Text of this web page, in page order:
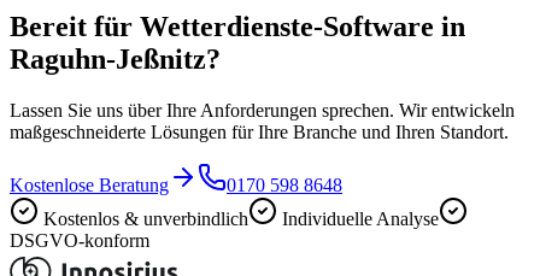
Bereit für Wetterdienste-Software in
Raguhn-Jeßnitz?
Lassen Sie uns über Ihre Anforderungen sprechen. Wir entwickeln
maßgeschneiderte Lösungen für Ihre Branche und Ihren Standort.
Kostenlose Beratung
0170 598 8648
Kostenlos & unverbindlich
Individuelle Analyse
DSGVO-konform